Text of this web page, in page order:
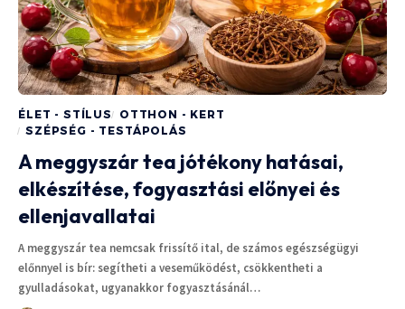
ÉLET - STÍLUS
OTTHON - KERT
SZÉPSÉG - TESTÁPOLÁS
A meggyszár tea jótékony hatásai,
elkészítése, fogyasztási előnyei és
ellenjavallatai
A meggyszár tea nemcsak frissítő ital, de számos egészségügyi
előnnyel is bír: segítheti a veseműködést, csökkentheti a
gyulladásokat, ugyanakkor fogyasztásánál…